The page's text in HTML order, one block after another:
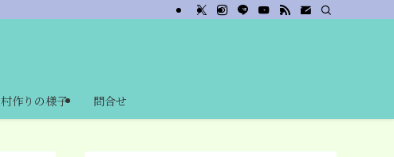
村作りの様子 問合せ